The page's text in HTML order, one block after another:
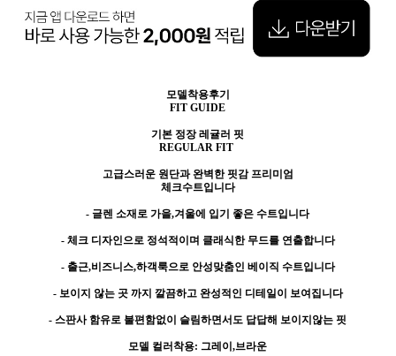
모델착용후기
FIT GUIDE
기본 정장 레귤러 핏
REGULAR FIT
고급스러운 원단과 완벽한 핏감 프리미엄
체크수트입니다
- 글렌 소재로 가을,겨울에 입기 좋은 수트입니다
- 체크 디자인으로 정석적이며 클래식한 무드를 연출합니다
- 출근,비즈니스,하객룩으로 안성맞춤인 베이직 수트입니다
- 보이지 않는 곳 까지 깔끔하고 완성적인 디테일이 보여집니다
- 스판사 함유로 불편함없이 슬림하면서도 답답해 보이지않는 핏
모델 컬러착용: 그레이,브라운